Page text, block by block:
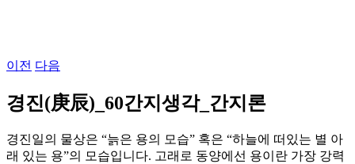
이전 다음
경진(庚辰)_60간지생각_간지론
경진일의 물상은 “늙은 용의 모습” 혹은 “하늘에 떠있는 별 아
래 있는 용”의 모습입니다. 고래로 동양에선 용이란 가장 강력